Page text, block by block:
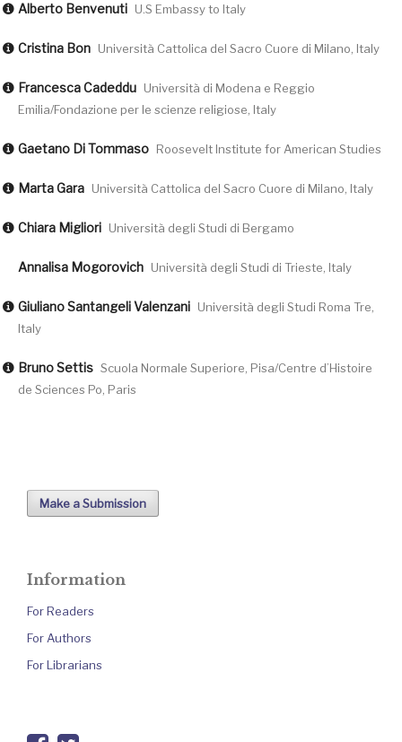
Alberto Benvenuti U.S Embassy to Italy
Cristina Bon Università Cattolica del Sacro Cuore di Milano, Italy
Francesca Cadeddu Università di Modena e Reggio
Emilia/Fondazione per le scienze religiose, Italy
Gaetano Di Tommaso Roosevelt Institute for American Studies
Marta Gara Università Cattolica del Sacro Cuore di Milano, Italy
Chiara Migliori Università degli Studi di Bergamo
Annalisa Mogorovich Università degli Studi di Trieste, Italy
Giuliano Santangeli Valenzani Università degli Studi Roma Tre,
Italy
Bruno Settis Scuola Normale Superiore, Pisa/Centre d’Histoire
de Sciences Po, Paris
Make a Submission
Information
For Readers
For Authors
For Librarians